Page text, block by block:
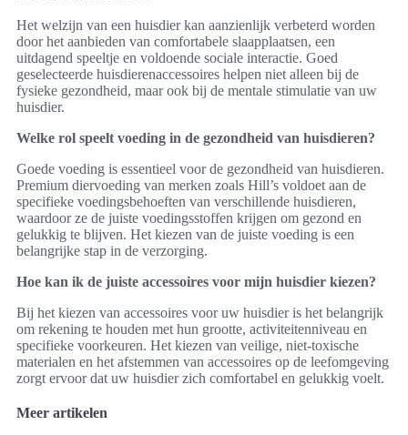
Het welzijn van een huisdier kan aanzienlijk verbeterd worden
door het aanbieden van comfortabele slaapplaatsen, een
uitdagend speeltje en voldoende sociale interactie. Goed
geselecteerde huisdierenaccessoires helpen niet alleen bij de
fysieke gezondheid, maar ook bij de mentale stimulatie van uw
huisdier.
Welke rol speelt voeding in de gezondheid van huisdieren?
Goede voeding is essentieel voor de gezondheid van huisdieren.
Premium diervoeding van merken zoals Hill’s voldoet aan de
specifieke voedingsbehoeften van verschillende huisdieren,
waardoor ze de juiste voedingsstoffen krijgen om gezond en
gelukkig te blijven. Het kiezen van de juiste voeding is een
belangrijke stap in de verzorging.
Hoe kan ik de juiste accessoires voor mijn huisdier kiezen?
Bij het kiezen van accessoires voor uw huisdier is het belangrijk
om rekening te houden met hun grootte, activiteitenniveau en
specifieke voorkeuren. Het kiezen van veilige, niet-toxische
materialen en het afstemmen van accessoires op de leefomgeving
zorgt ervoor dat uw huisdier zich comfortabel en gelukkig voelt.
Meer artikelen